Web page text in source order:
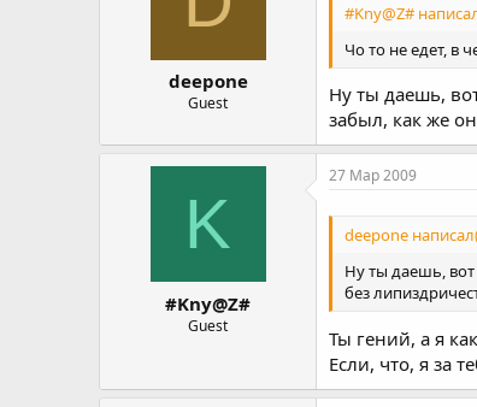
deepone
Guest
#Kny@Z#
Чо то не едет, в
Ну ты даешь,
забыл, как же
K
#Kny@Z#
Guest
27 Мар 2009
deepone
Ну ты даешь, вот
без
Ты гений, а я
Если, что, я за